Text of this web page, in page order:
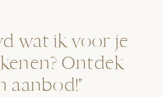
wat ik voor je
Ontdek
aanbod!"